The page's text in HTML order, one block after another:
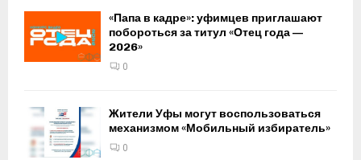
«Папа в кадре»: уфимцев приглашают
побороться за титул «Отец года —
2026»
0
Жители Уфы могут воспользоваться
механизмом «Мобильный избиратель»
0